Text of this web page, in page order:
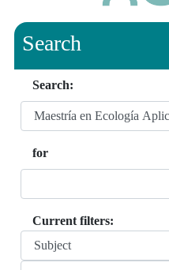
Search
Search:
for
Current filters: